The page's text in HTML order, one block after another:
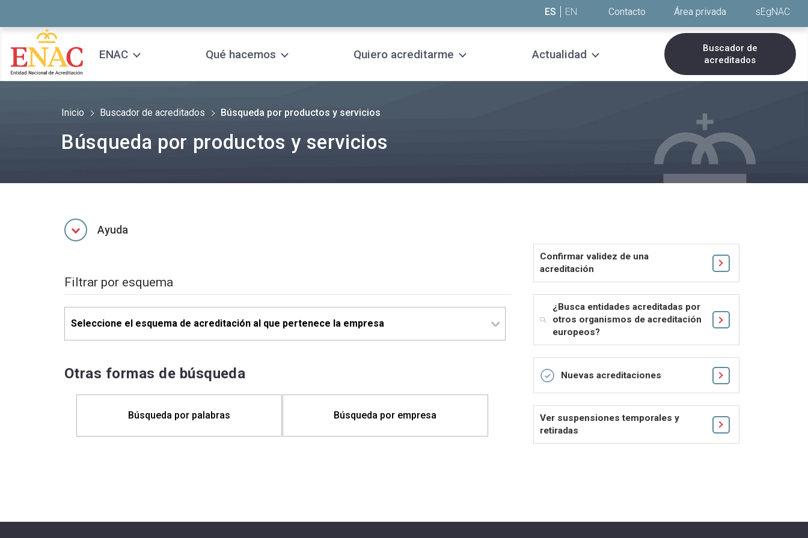
ES EN Contacto Área privada sEgNAC
ENAC Qué hacemos Quiero acreditarme Actualidad
Buscador de
acreditados
Inicio Buscador de acreditados Búsqueda por productos y servicios
Búsqueda por productos y servicios
Ayuda
Filtrar por esquema
Otras formas de búsqueda
Búsqueda por palabras Búsqueda por empresa
Confirmar validez de una
acreditación
¿Busca entidades acreditadas por
otros organismos de acreditación
europeos?
Nuevas acreditaciones
Ver suspensiones temporales y
retiradas